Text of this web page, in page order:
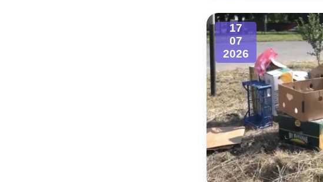
17
07
2026